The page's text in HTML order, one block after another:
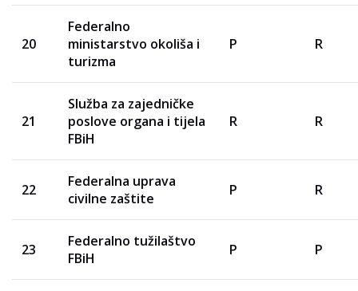
20
Federalno
ministarstvo okoliša i
turizma
P R
21
Služba za zajedničke
poslove organa i tijela
FBiH
R R
22
Federalna uprava
civilne zaštite
P R
23
Federalno tužilaštvo
FBiH
P P